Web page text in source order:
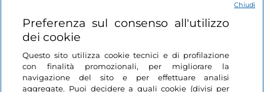
Login
Restiamo in contatto
Preferenza sul consenso all'utilizzo
dei cookie
Questo sito utilizza cookie tecnici e di profilazione
con finalità promozionali, per migliorare la
navigazione del sito e per effettuare analisi
aggregate. Puoi decidere a quali cookie (divisi per
Chiudi